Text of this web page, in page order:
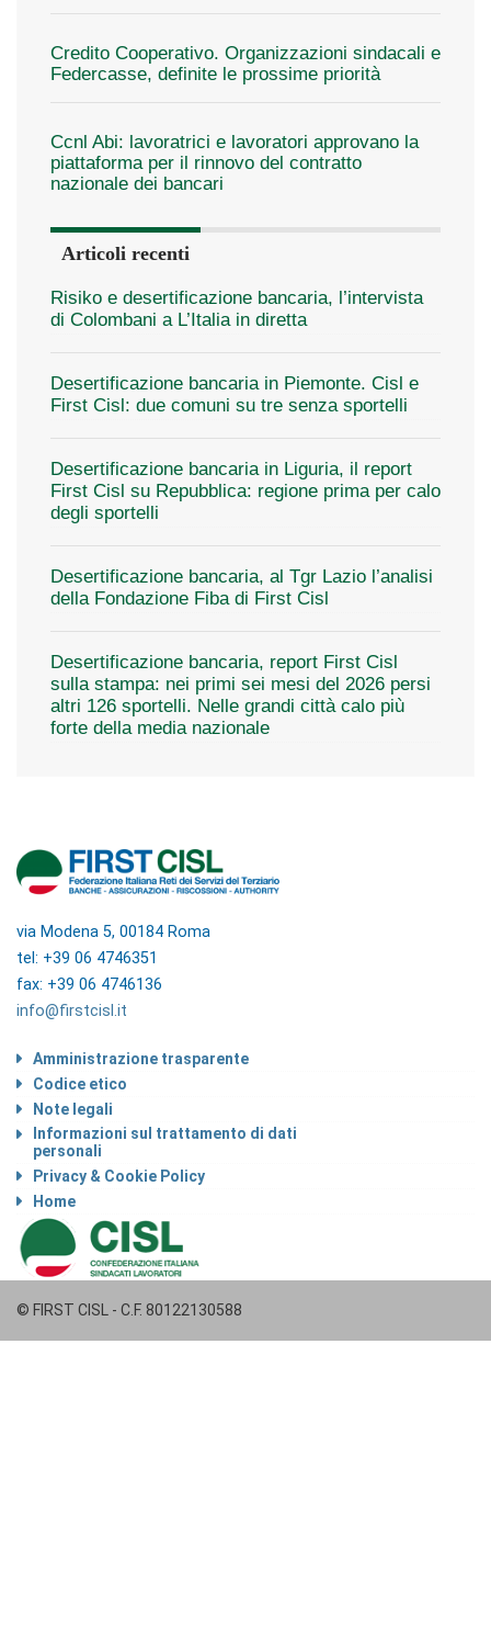
Credito Cooperativo. Organizzazioni sindacali e
Federcasse, definite le prossime priorità
Ccnl Abi: lavoratrici e lavoratori approvano la
piattaforma per il rinnovo del contratto
nazionale dei bancari
Articoli recenti
Risiko e desertificazione bancaria, l’intervista
di Colombani a L’Italia in diretta
Desertificazione bancaria in Piemonte. Cisl e
First Cisl: due comuni su tre senza sportelli
Desertificazione bancaria in Liguria, il report
First Cisl su Repubblica: regione prima per calo
degli sportelli
Desertificazione bancaria, al Tgr Lazio l’analisi
della Fondazione Fiba di First Cisl
Desertificazione bancaria, report First Cisl
sulla stampa: nei primi sei mesi del 2026 persi
altri 126 sportelli. Nelle grandi città calo più
forte della media nazionale
via Modena 5, 00184 Roma
tel: +39 06 4746351
fax: +39 06 4746136
info@firstcisl.it
Amministrazione trasparente
Codice etico
Note legali
Informazioni sul trattamento di dati
personali
Privacy & Cookie Policy
Home
© FIRST CISL - C.F. 80122130588